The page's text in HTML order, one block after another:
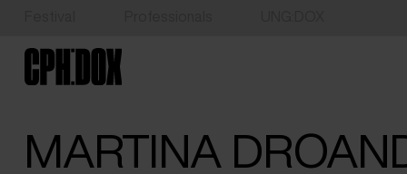
MARTINA